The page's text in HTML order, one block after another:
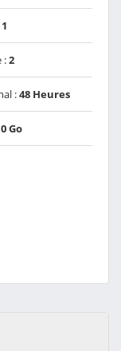
1
:2
:48 Heures
Go